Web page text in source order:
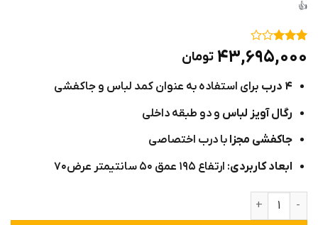
۳
از ۵
مشتری
۴۳,۶۹۵,۰۰۰ تومان
۴ درب
برای استفاده به عنوان کمد لباس و جاکفشی
رگال آویز لباس و دو طبقه داخلی
جاکفشی مجزا با درب اختصاصی
ابعاد کاربردی: ارتفاع ۱۹۵ عمق ۵۰ سانتیمتر عرض۷۰
کمد لباس فلزی اداری 4 درب مدل AD4 عدد